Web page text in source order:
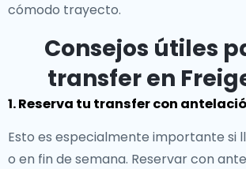
cómodo trayecto.
Consejos útiles
transfer en
1. Reserva tu transfer con
Esto es especialmente importante si
o en fin de semana. Reservar con